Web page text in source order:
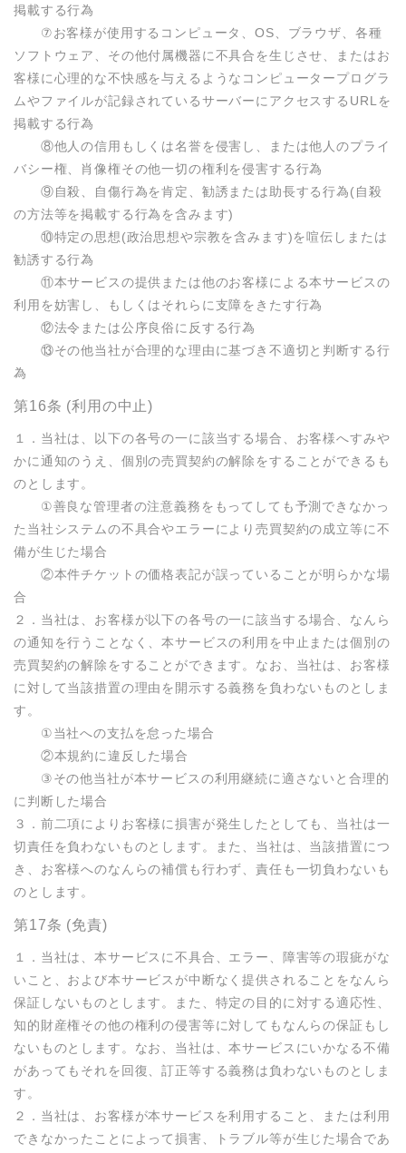
掲載する行為
⑦お客様が使用するコンピュータ、OS、ブラウザ、各種
ソフトウェア、その他付属機器に不具合を生じさせ、またはお
客様に心理的な不快感を与えるようなコンピュータープログラ
ムやファイルが記録されているサーバーにアクセスするURLを
掲載する行為
⑧他人の信用もしくは名誉を侵害し、または他人のプライ
バシー権、肖像権その他一切の権利を侵害する行為
⑨自殺、自傷行為を肯定、勧誘または助長する行為(自殺
の方法等を掲載する行為を含みます)
⑩特定の思想(政治思想や宗教を含みます)を喧伝しまたは
勧誘する行為
⑪本サービスの提供または他のお客様による本サービスの
利用を妨害し、もしくはそれらに支障をきたす行為
⑫法令または公序良俗に反する行為
⑬その他当社が合理的な理由に基づき不適切と判断する行
為
第16条 (利用の中止)
１．当社は、以下の各号の一に該当する場合、お客様へすみや
かに通知のうえ、個別の売買契約の解除をすることができるも
のとします。
①善良な管理者の注意義務をもってしても予測できなかっ
た当社システムの不具合やエラーにより売買契約の成立等に不
備が生じた場合
②本件チケットの価格表記が誤っていることが明らかな場
合
２．当社は、お客様が以下の各号の一に該当する場合、なんら
の通知を行うことなく、本サービスの利用を中止または個別の
売買契約の解除をすることができます。なお、当社は、お客様
に対して当該措置の理由を開示する義務を負わないものとしま
す。
①当社への支払を怠った場合
②本規約に違反した場合
③その他当社が本サービスの利用継続に適さないと合理的
に判断した場合
３．前二項によりお客様に損害が発生したとしても、当社は一
切責任を負わないものとします。また、当社は、当該措置につ
き、お客様へのなんらの補償も行わず、責任も一切負わないも
のとします。
第17条 (免責)
１．当社は、本サービスに不具合、エラー、障害等の瑕疵がな
いこと、および本サービスが中断なく提供されることをなんら
保証しないものとします。また、特定の目的に対する適応性、
知的財産権その他の権利の侵害等に対してもなんらの保証もし
ないものとします。なお、当社は、本サービスにいかなる不備
があってもそれを回復、訂正等する義務は負わないものとしま
す。
２．当社は、お客様が本サービスを利用すること、または利用
できなかったことによって損害、トラブル等が生じた場合であ